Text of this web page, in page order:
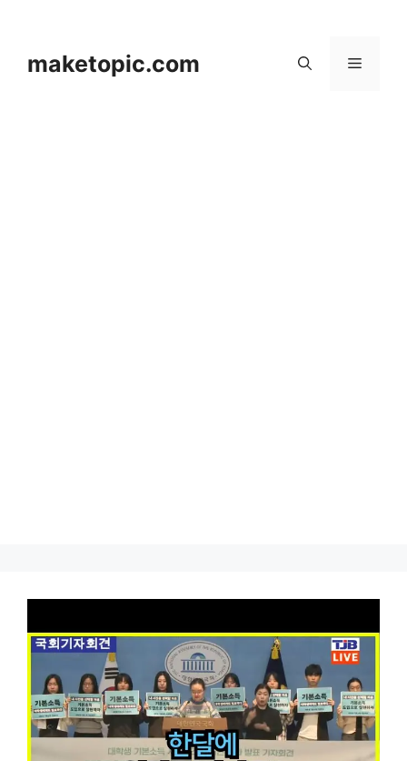
maketopic.com 메